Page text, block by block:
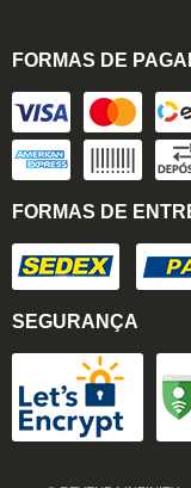
FORMAS DE
FORMAS DE
SEGURANÇA